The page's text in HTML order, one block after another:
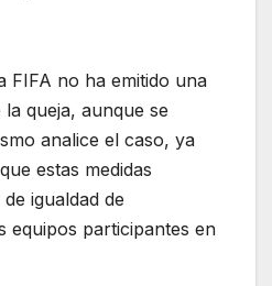
FIFA no ha emitido una
queja, aunque se
analice el caso, ya
estas medidas
igualdad de
equipos participantes en